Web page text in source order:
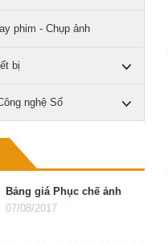
phim - Chụp ảnh
bị
nghệ Số
Bảng giá Phục chế ảnh
07/08/2017